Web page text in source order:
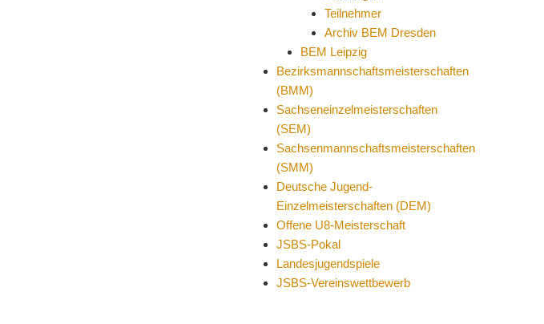
Teilnehmer
Archiv BEM Dresden
BEM Leipzig
Bezirksmannschaftsmeisterschaften
(BMM)
Sachseneinzelmeisterschaften
(SEM)
Sachsenmannschaftsmeisterschaften
(SMM)
Deutsche Jugend-
Einzelmeisterschaften (DEM)
Offene U8-Meisterschaft
JSBS-Pokal
Landesjugendspiele
JSBS-Vereinswettbewerb